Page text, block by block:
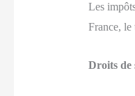
Les
France, le
Droits de